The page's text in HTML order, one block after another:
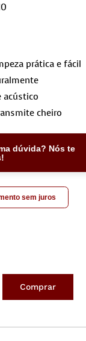
prática e fácil
cheiro
dúvida? Nós te
sem juros
Comprar